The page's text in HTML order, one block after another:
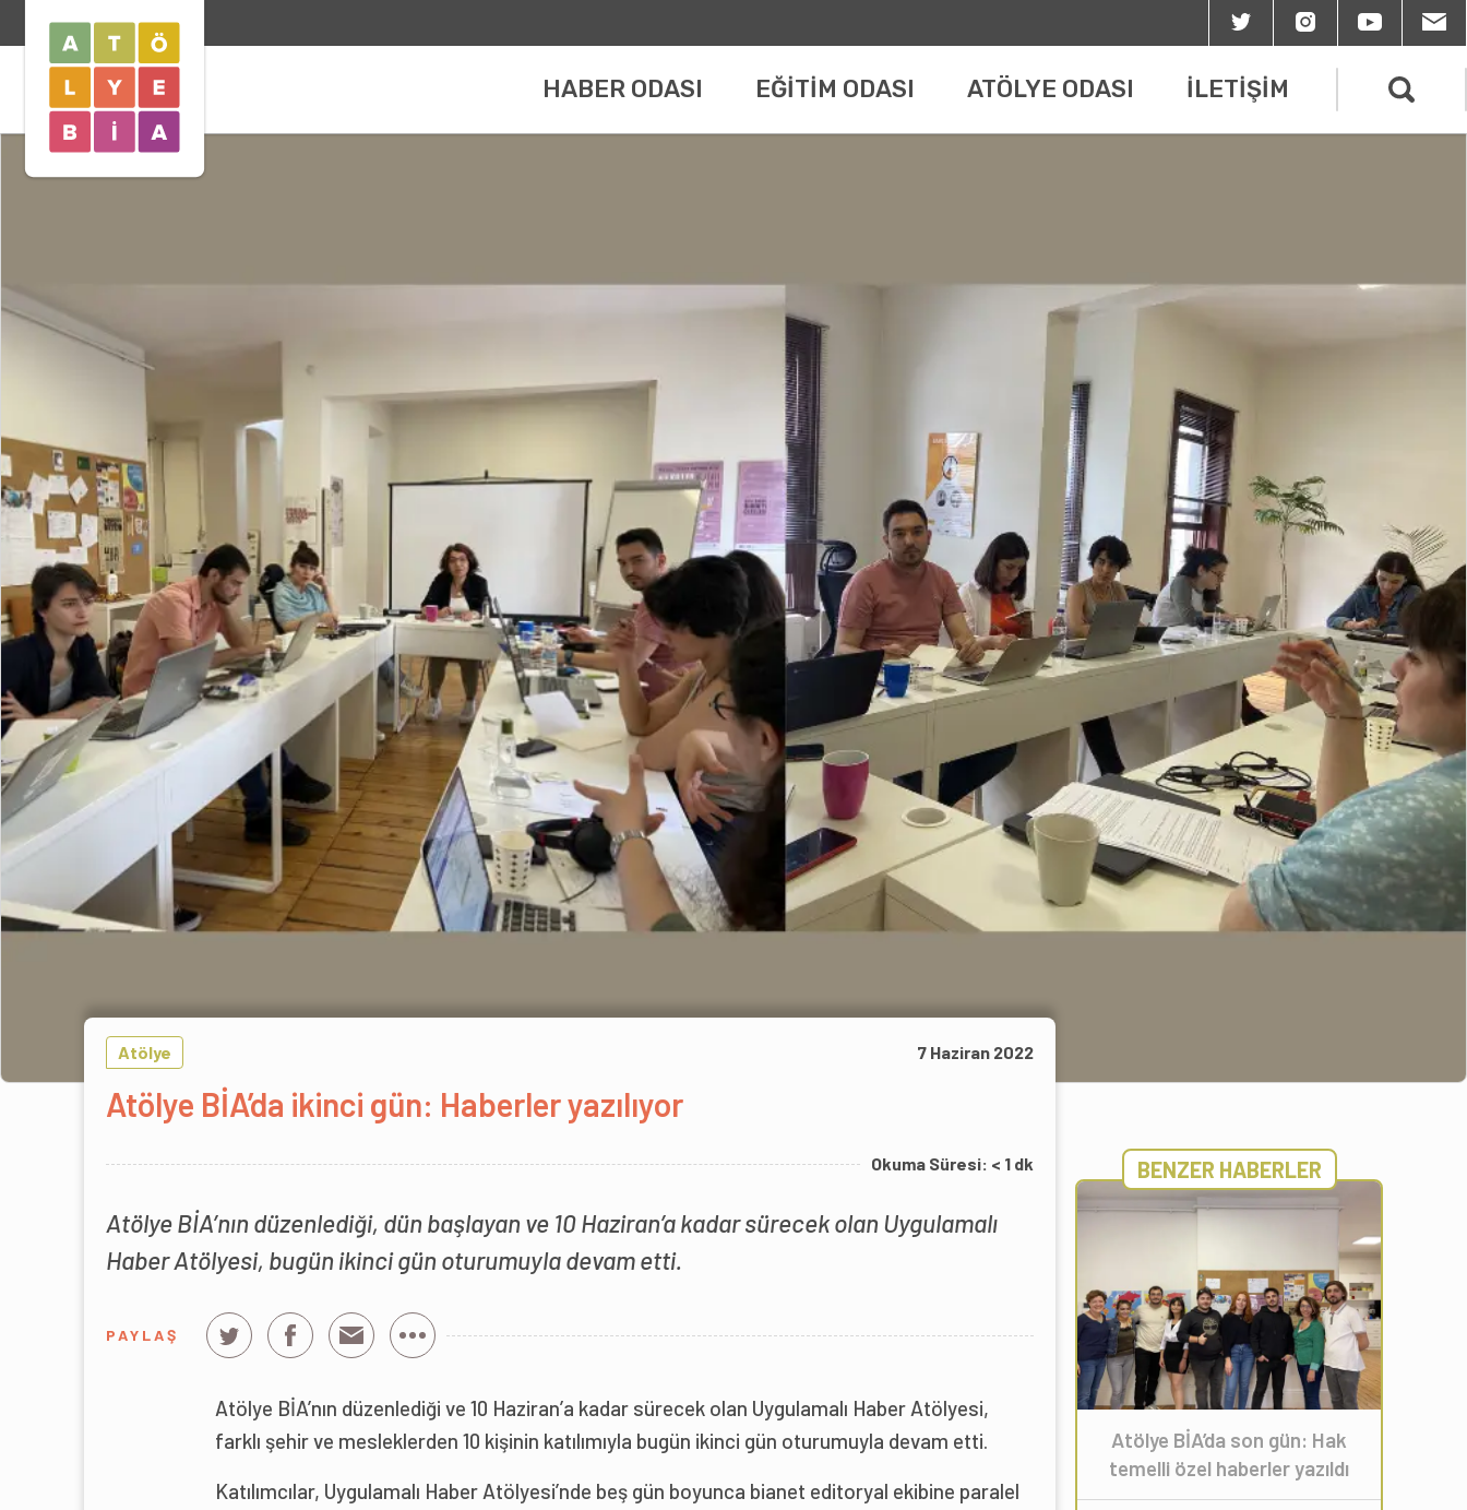
HABER ODASI EĞİTİM ODASI ATÖLYE ODASI İLETİŞİM
Atölye 7 Haziran 2022
Atölye BİA’da ikinci gün: Haberler yazılıyor
Okuma Süresi: < 1 dk
Atölye BİA’nın düzenlediği, dün başlayan ve 10 Haziran’a kadar sürecek olan Uygulamalı
Haber Atölyesi, bugün ikinci gün oturumuyla devam etti.
PAYLAŞ
Atölye BİA’nın düzenlediği ve 10 Haziran’a kadar sürecek olan Uygulamalı Haber Atölyesi,
farklı şehir ve mesleklerden 10 kişinin katılımıyla bugün ikinci gün oturumuyla devam etti.
Katılımcılar, Uygulamalı Haber Atölyesi’nde beş gün boyunca bianet editoryal ekibine paralel
BENZER HABERLER
Atölye BİA’da son gün: Hak
temelli özel haberler yazıldı